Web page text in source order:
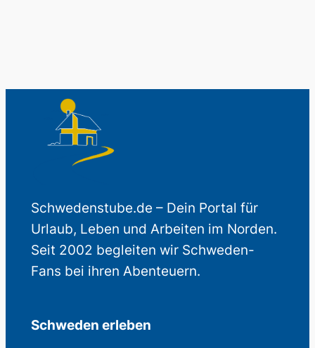
Schwedenstube.de – Dein Portal für
Urlaub, Leben und Arbeiten im Norden.
Seit 2002 begleiten wir Schweden-
Fans bei ihren Abenteuern.
Schweden erleben